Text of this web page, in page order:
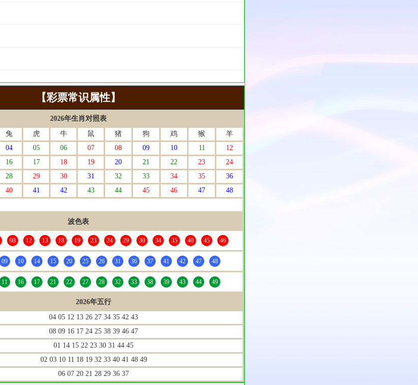
【彩票常识属性】
2026年生肖对照表
兔 虎 牛 鼠 猪 狗 鸡 猴
羊
04 05 06 07 08 09 10 11
12
16 17 18 19 20 21 22 23
24
28 29 30 31 32 33 34 35
36
40 41 42 43 44 45 46 47
48
波色表
08 12 13 18 19 23 24 29 30 34 35 40 45 46
09 10 14 15 20 25 26 31 36 37 41 42 47 48
11 16 17 21 22 27 28 32 33 38 39 43 44 49
2026年五行
04 05 12 13 26 27 34 35 42 43
08 09 16 17 24 25 38 39 46 47
01 14 15 22 23 30 31 44 45
02 03 10 11 18 19 32 33 40 41 48 49
06 07 20 21 28 29 36 37